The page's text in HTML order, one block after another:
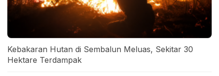
Kebakaran Hutan di Sembalun Meluas, Sekitar 30
Hektare Terdampak